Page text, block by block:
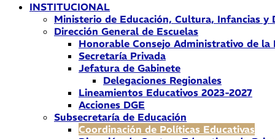
INSTITUCIONAL
Ministerio de Educación, Cultura, Infancias y
Dirección General de Escuelas
Honorable Consejo Administrativo de la
Secretaría Privada
Jefatura de Gabinete
Delegaciones Regionales
Lineamientos Educativos 2023-2027
Acciones DGE
Subsecretaría de Educación
Coordinación de Políticas Educativas